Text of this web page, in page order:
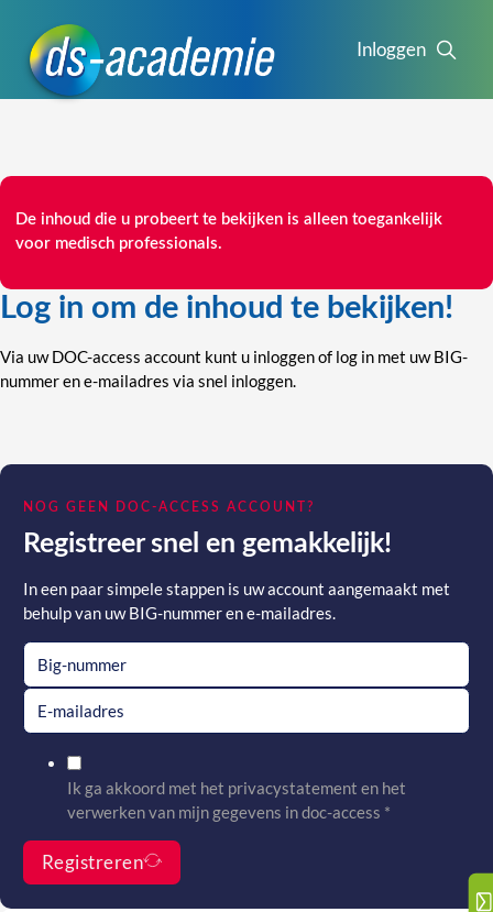
Inloggen
De inhoud die u probeert te bekijken is alleen toegankelijk
voor medisch professionals.
Log in om de inhoud te bekijken!
Via uw DOC-access account kunt u inloggen of log in met uw BIG-
nummer en e-mailadres via snel inloggen.
NOG GEEN DOC-ACCESS ACCOUNT?
Registreer snel en gemakkelijk!
In een paar simpele stappen is uw account aangemaakt met
behulp van uw BIG-nummer en e-mailadres.
Ik ga akkoord met het privacystatement en het
verwerken van mijn gegevens indoc-access *
Registreren